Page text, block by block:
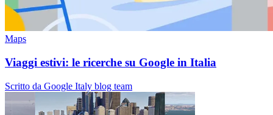
Maps
Viaggi estivi: le ricerche su Google in Italia
Scritto da Google Italy blog team